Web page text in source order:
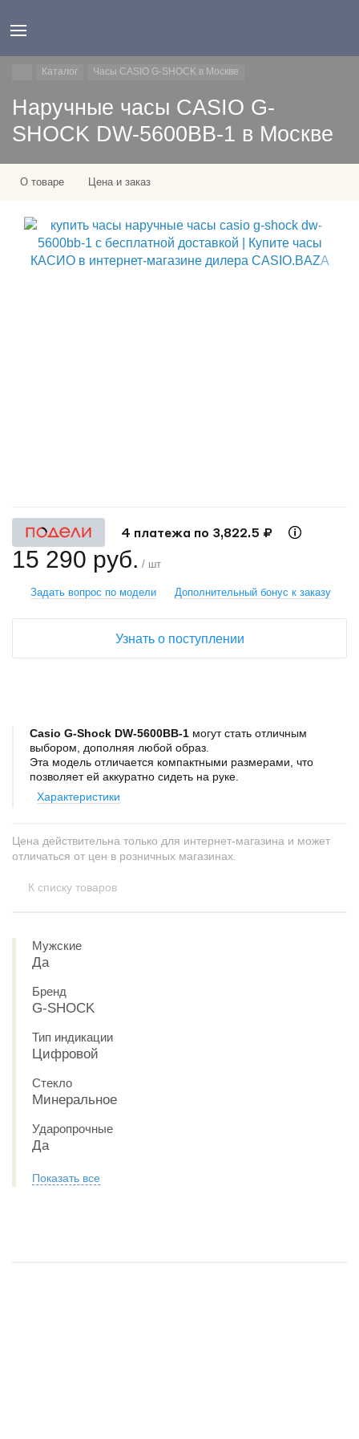
Каталог Часы CASIO G-SHOCK в Москве
Наручные часы CASIO G-
SHOCK DW-5600BB-1 в Москве
О товаре Цена и заказ
Casio G-Shock DW-5600BB-1 могут стать отличным
выбором, дополняя любой образ.
Эта модель отличается компактными размерами, что
позволяет ей аккуратно сидеть на руке.
Характеристики
4 платежа по 3,822.5 ₽
15 290 руб. / шт
Задать вопрос по модели Дополнительный бонус к заказу
Узнать о поступлении
Цена действительна только для интернет-магазина и может
отличаться от цен в розничных магазинах.
К списку товаров
Мужские
Да
Бренд
G-SHOCK
Тип индикации
Цифровой
Стекло
Минеральное
Ударопрочные
Да
Показать все